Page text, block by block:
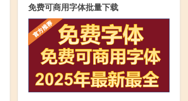
免费可商用字体批量下载